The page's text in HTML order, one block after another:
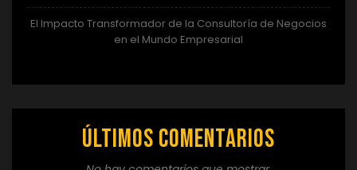
El Impacto Transformador de la Consultoría de Negocios
en el Mundo Empresarial
Últimos comentarios